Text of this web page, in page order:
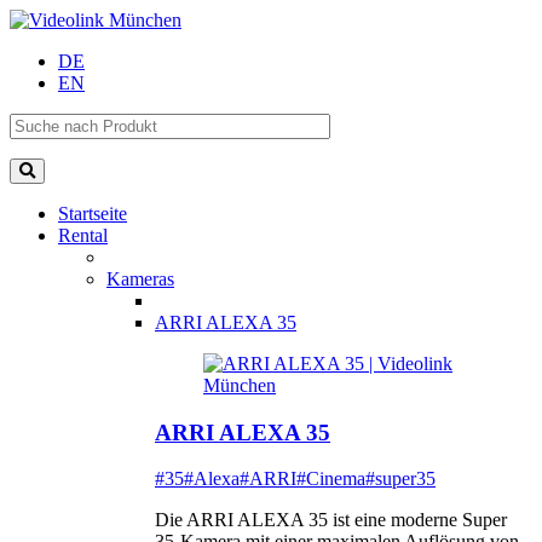
DE
EN
Startseite
Rental
Kameras
ARRI ALEXA 35
ARRI ALEXA 35
#35#Alexa#ARRI#Cinema#super35
Die ARRI ALEXA 35 ist eine moderne Super